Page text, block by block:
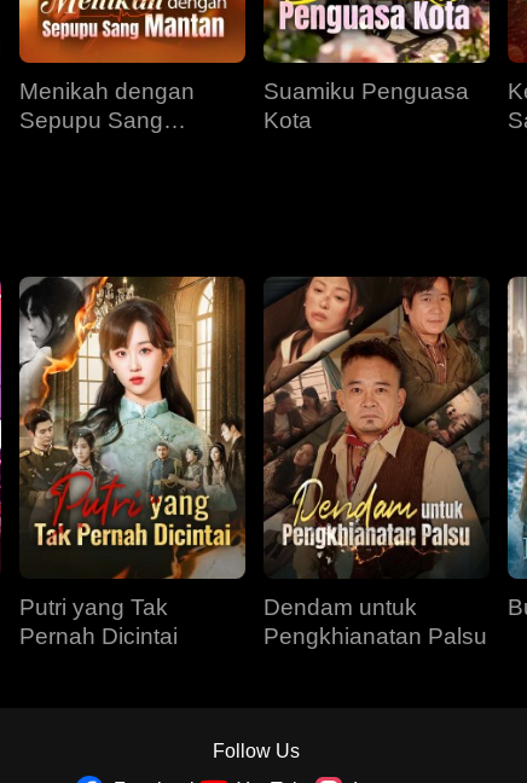
Menikah dengan
Sepupu Sang
Suamiku Penguasa
Kota
Putri yang Tak
Pernah Dicintai
Dendam untuk
Pengkhianatan Palsu
Follow Us